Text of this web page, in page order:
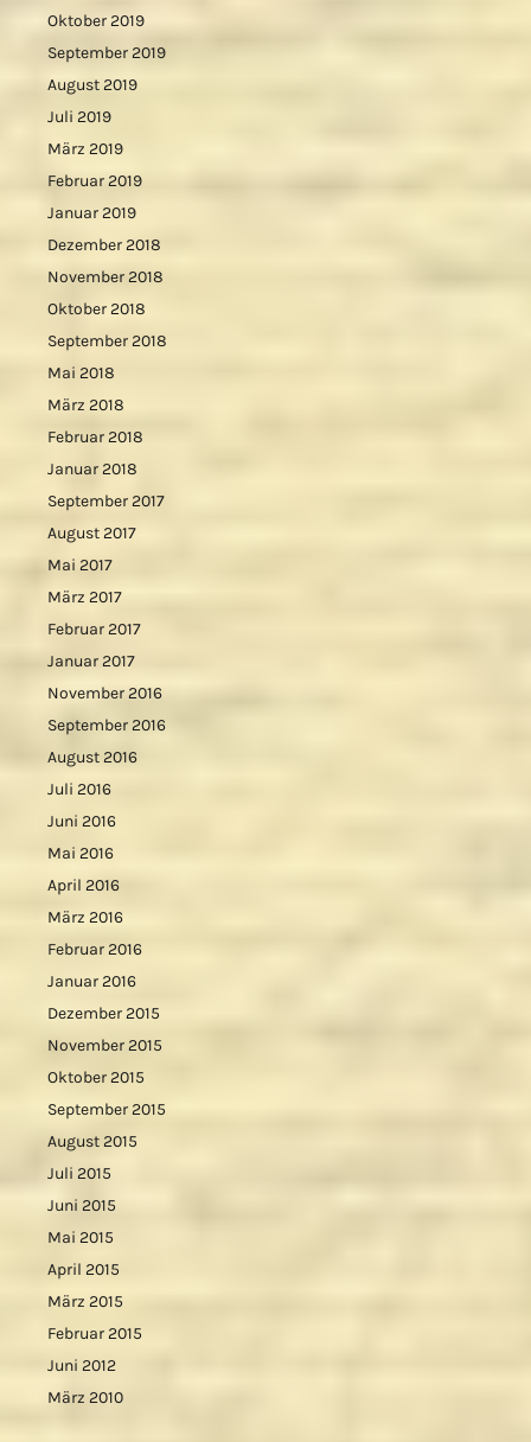
Oktober 2019
September 2019
August 2019
Juli 2019
März 2019
Februar 2019
Januar 2019
Dezember 2018
November 2018
Oktober 2018
September 2018
Mai 2018
März 2018
Februar 2018
Januar 2018
September 2017
August 2017
Mai 2017
März 2017
Februar 2017
Januar 2017
November 2016
September 2016
August 2016
Juli 2016
Juni 2016
Mai 2016
April 2016
März 2016
Februar 2016
Januar 2016
Dezember 2015
November 2015
Oktober 2015
September 2015
August 2015
Juli 2015
Juni 2015
Mai 2015
April 2015
März 2015
Februar 2015
Juni 2012
März 2010